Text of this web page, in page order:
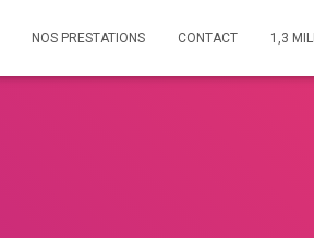
NOS PRESTATIONS CONTACT 1,3